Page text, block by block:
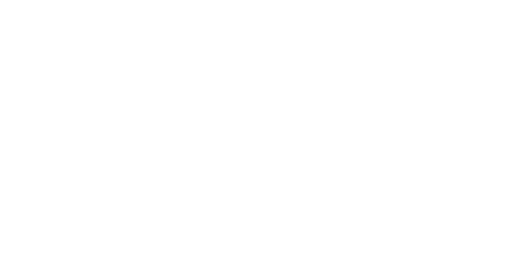
podemos tirar para delante y trabajamos con ilusión
del Granada CF
de 420 millones por el club
el ataque nervionense
de un inválido Consejo
antes del cierre
con el Genoa
campo sevillista
Salónica
nuevo portero y el Getafe mueve ficha... Las últimas novedades del mercado de La Liga